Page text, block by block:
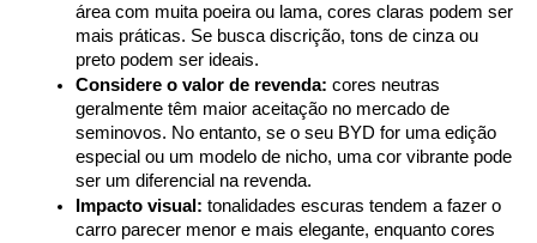
área com muita poeira ou lama, cores claras podem ser
mais práticas. Se busca discrição, tons de cinza ou
preto podem ser ideais.
Considere o valor de revenda: cores neutras
geralmente têm maior aceitação no mercado de
seminovos. No entanto, se o seu BYD for uma edição
especial ou um modelo de nicho, uma cor vibrante pode
ser um diferencial na revenda.
Impacto visual: tonalidades escuras tendem a fazer o
carro parecer menor e mais elegante, enquanto cores